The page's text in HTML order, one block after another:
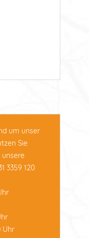
um unser
Sie
unsere
3359 120
Uhr